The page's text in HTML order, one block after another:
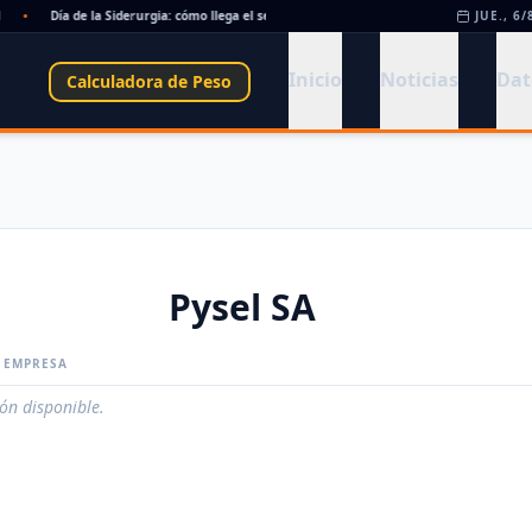
Día de la Siderurgia: cómo llega el sector al aniversario 78 del legado de Savio •
JUE., 6/
Calculadora de Peso Inicio Noticias
Pysel SA
disponible.